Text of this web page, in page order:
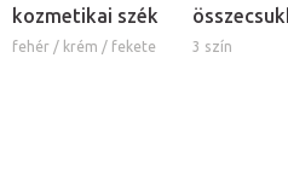
kozmetikai szék
fehér / krém / fekete
szék
3 szín